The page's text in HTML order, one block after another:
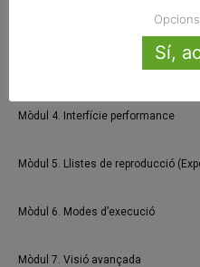
Mòdul 2. Configuració avançada
Mòdul 4. Interfície performance
Mòdul 5. Llistes de reproducció
Mòdul 6. Modes d’execució
Mòdul 7. Visió avançada
Sí,